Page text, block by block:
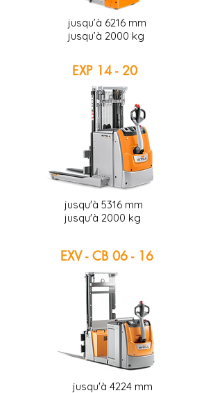
jusqu’à 6216 mm
jusqu’à 2000 kg
EXP 14 - 20
jusqu'à 5316 mm
jusqu'à 2000 kg
EXV - CB 06 - 16
jusqu'à 4224 mm